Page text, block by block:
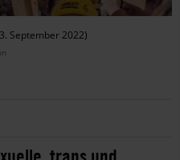
September 2022)